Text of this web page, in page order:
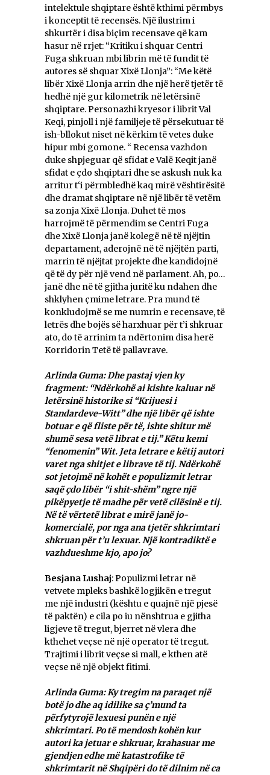
intelektule shqiptare është kthimi përmbys
i konceptit të recensës. Një ilustrim i
shkurtër i disa biçim recensave që kam
hasur në rrjet: “Kritiku i shquar Centri
Fuga shkruan mbi librin më të fundit të
autores së shquar Xixë Llonja”: “Me këtë
libër Xixë Llonja arrin dhe një herë tjetër të
hedhë një gur kilometrik në letërsinë
shqiptare. Personazhi kryesor i librit Val
Keqi, pinjoll i një familjeje të përsekutuar të
ish-bllokut niset në kërkim të vetes duke
hipur mbi gomone. “ Recensa vazhdon
duke shpjeguar që sfidat e Valë Keqit janë
sfidat e çdo shqiptari dhe se askush nuk ka
arritur t‘i përmbledhë kaq mirë vështirësitë
dhe dramat shqiptare në një libër të vetëm
sa zonja Xixë Llonja. Duhet të mos
harrojmë të përmendim se Centri Fuga
dhe Xixë Llonja janë kolegë në të njëjtin
departament, aderojnë në të njëjtën parti,
marrin të njëjtat projekte dhe kandidojnë
që të dy për një vend në parlament. Ah, po…
janë dhe në të gjitha juritë ku ndahen dhe
shklyhen çmime letrare. Pra mund të
konkludojmë se me numrin e recensave, të
letrës dhe bojës së harxhuar për t’i shkruar
ato, do të arrinim ta ndërtonim disa herë
Korridorin Tetë të pallavrave.
Arlinda Guma: Dhe pastaj vjen ky
fragment: “Ndërkohë ai kishte kaluar në
letërsinë historike si “Krijuesi i
Standardeve-Witt” dhe një libër që ishte
botuar e që fliste për të, ishte shitur më
shumë sesa vetë librat e tij.” Këtu kemi
“fenomenin” Wit. Jeta letrare e këtij autori
varet nga shitjet e librave të tij. Ndërkohë
sot jetojmë në kohët e populizmit letrar
saqë çdo libër “i shit-shëm” ngre një
pikëpyetje të madhe për vetë cilësinë e tij.
Në të vërtetë librat e mirë janë jo-
komercialë, por nga ana tjetër shkrimtari
shkruan për t’u lexuar. Një kontradiktë e
vazhdueshme kjo, apo jo?
Besjana Lushaj: Populizmi letrar në
vetvete mpleks bashkë logjikën e tregut
me një industri (kështu e quajnë një pjesë
të paktën) e cila po iu nënshtrua e gjitha
ligjeve të tregut, bjerret në vlera dhe
kthehet veçse në një operator të tregut.
Trajtimi i librit veçse si mall, e kthen atë
veçse në një objekt fitimi.
Arlinda Guma: Ky tregim na paraqet një
botë jo dhe aq idilike sa ç’mund ta
përfytyrojë lexuesi punën e një
shkrimtari. Po të mendosh kohën kur
autori ka jetuar e shkruar,krahasuarme
gjendjen edhe më katastrofike të
shkrimtarit në Shqipëri do të dilnim në ca